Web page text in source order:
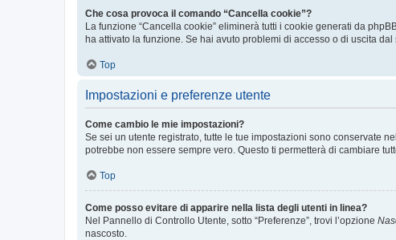
Che cosa provoca il comando “Cancella cookie”?
La funzione “Cancella cookie” eliminerà tutti i cookie generati da
ha attivato la funzione. Se hai avuto problemi di accesso o di uscita
Top
Impostazioni e preferenze utente
Come cambio le mie impostazioni?
Se sei un utente registrato, tutte le tue impostazioni sono conservate
potrebbe non essere sempre vero. Questo ti permetterà di cambiare
Top
Come posso evitare di apparire nella lista degli utenti in linea?
Nel Pannello di Controllo Utente, sotto “Preferenze”, trovi l’opzione
nascosto.